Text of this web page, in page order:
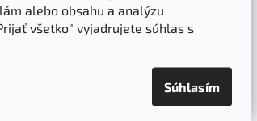
alebo obsahu a analýzu
všetko" vyjadrujete súhlas s
Súhlasím